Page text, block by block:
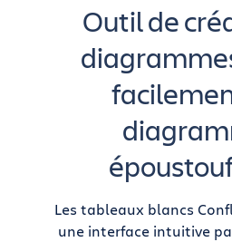
Outil de
Les tableaux blancs
une interface intuitive